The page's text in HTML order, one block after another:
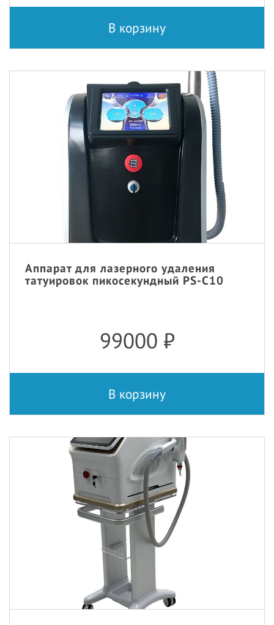
В корзину
Аппарат для лазерного удаления
татуировок пикосекундный PS-C10
99000 ₽
В корзину